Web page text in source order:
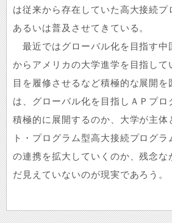
は従来から存在していた高大接続プ
あるいは普及させてきている。
最近ではグローバル化を目指す中
からアメリカの大学進学を目指して
目を履修させるなど積極的な展開
は、グローバル化を目指しＡＰプ
積極的に展開するのか、大学が主体
ト・プログラム型高大接続プログラ
の連携を拡大していくのか、残念な
だ見えていないのが現実であろう。